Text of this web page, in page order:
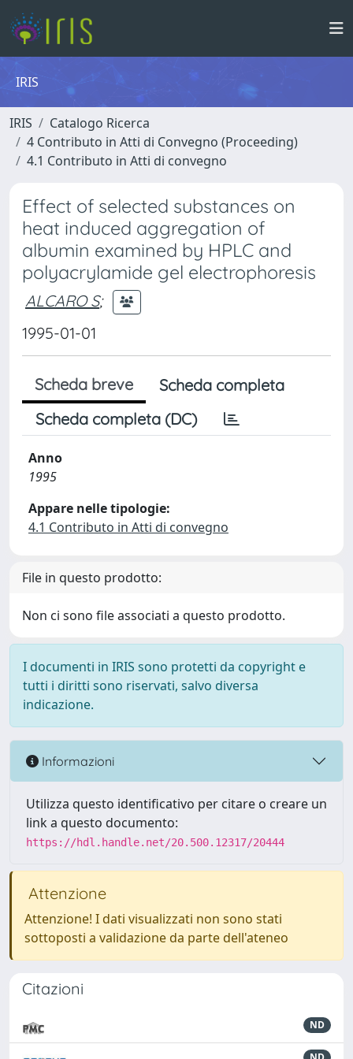
IRIS
IRIS
Catalogo Ricerca
4 Contributo in Atti di Convegno (Proceeding)
4.1 Contributo in Atti di convegno
Effect of selected substances on
heat induced aggregation of
albumin examined by HPLC and
polyacrylamide gel electrophoresis
ALCARO S;
1995-01-01
Scheda breve
Scheda completa
Scheda completa (DC)
Anno
1995
Appare nelle tipologie:
4.1 Contributo in Atti di convegno
File in questo prodotto:
Non ci sono file associati a questo prodotto.
I documenti in IRIS sono protetti da copyright e
tutti i diritti sono riservati, salvo diversa
indicazione.
Informazioni
Utilizza questo identificativo per citare o creare un
link a questo documento:
https://hdl.handle.net/20.500.12317/20444
Attenzione
Attenzione! I dati visualizzati non sono stati
sottoposti a validazione da parte dell'ateneo
Citazioni
ND